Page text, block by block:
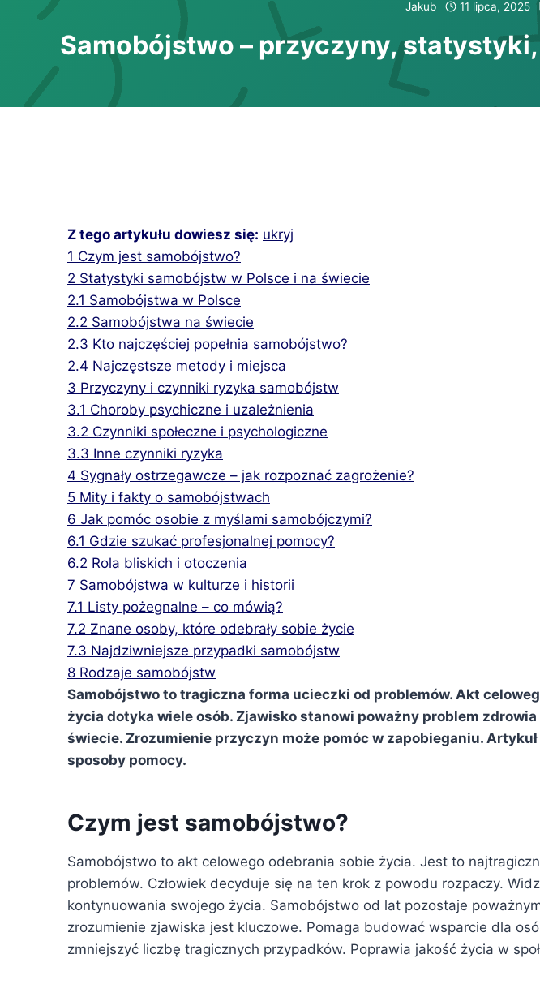
Jakub 11 lipca, 2025
Samobójstwo – przyczyny,
Z tego artykułu dowiesz się: ukryj
1 Czym jest samobójstwo?
2 Statystyki samobójstw w Polsce i na świecie
2.1 Samobójstwa w Polsce
2.2 Samobójstwa na świecie
2.3 Kto najczęściej popełnia samobójstwo?
2.4 Najczęstsze metody i miejsca
3 Przyczyny i czynniki ryzyka samobójstw
3.1 Choroby psychiczne i uzależnienia
3.2 Czynniki społeczne i psychologiczne
3.3 Inne czynniki ryzyka
4 Sygnały ostrzegawcze – jak rozpoznać zagrożenie?
5 Mity i fakty o samobójstwach
6 Jak pomóc osobie z myślami samobójczymi?
6.1 Gdzie szukać profesjonalnej pomocy?
6.2 Rola bliskich i otoczenia
7 Samobójstwa w kulturze i historii
7.1 Listy pożegnalne – co mówią?
7.2 Znane osoby, które odebrały sobie życie
7.3 Najdziwniejsze przypadki samobójstw
8 Rodzaje samobójstw
Samobójstwo to tragiczna forma ucieczki od problemów. Akt
życia dotyka wiele osób. Zjawisko stanowi poważny problem
świecie. Zrozumienie przyczyn może pomóc w zapobieganiu.
sposoby pomocy.
Czym jest samobójstwo?
Samobójstwo to akt celowego odebrania sobie życia. Jest to
problemów. Człowiek decyduje się na ten krok z powodu rozpaczy.
kontynuowania swojego życia. Samobójstwo od lat pozostaje
zrozumienie zjawiska jest kluczowe. Pomaga budować wsparcie dla
zmniejszyć liczbę tragicznych przypadków. Poprawia jakość życia w